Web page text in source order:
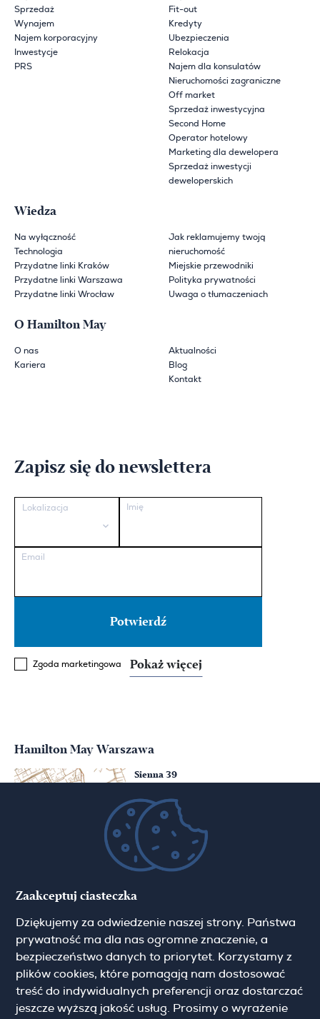
Sprzedaż
Wynajem
Najem korporacyjny
Inwestycje
PRS
Fit-out
Kredyty
Ubezpieczenia
Relokacja
Najem dla konsulatów
Nieruchomości zagraniczne
Off market
Sprzedaż inwestycyjna
Second Home
Operator hotelowy
Marketing dla dewelopera
Sprzedaż inwestycji
deweloperskich
Wiedza
Na wyłączność
Technologia
Przydatne linki Kraków
Przydatne linki Warszawa
Przydatne linki Wrocław
Jak reklamujemy twoją
nieruchomość
Miejskie przewodniki
Polityka prywatności
Uwaga o tłumaczeniach
O Hamilton May
O nas
Kariera
Aktualności
Blog
Kontakt
Zapisz się do newslettera
Lokalizacja Imię
Email
Zgoda marketingowa Pokaż więcej
Hamilton May Warszawa
Sienna 39
(+48) 22 428 16 15
warsaw@hamiltonmay.com
31-117 Krakow
(+48) 12 426 51 26
krakow@hamiltonmay.com
Zaakceptuj ciasteczka
Dziękujemy za odwiedzenie naszej strony. Państwa
prywatność ma dla nas ogromne znaczenie, a
bezpieczeństwo danych to priorytet. Korzystamy z
plików cookies, które pomagają nam dostosować
treść do indywidualnych preferencji oraz dostarczać
jeszcze wyższą jakość usług. Prosimy o wyrażenie